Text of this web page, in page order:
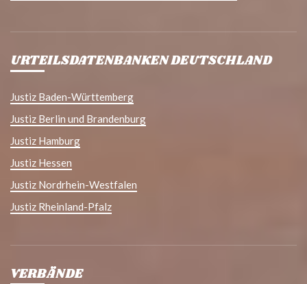
URTEILSDATENBANKEN DEUTSCHLAND
Justiz Baden-Württemberg
Justiz Berlin und Brandenburg
Justiz Hamburg
Justiz Hessen
Justiz Nordrhein-Westfalen
Justiz Rheinland-Pfalz
VERBÄNDE